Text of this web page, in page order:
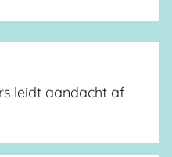
leidt aandacht af